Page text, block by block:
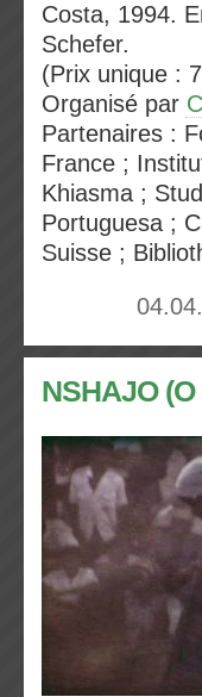
Costa, 1994.
Schefer.
(Prix unique :
Organisé par
Partenaires :
France ;
Khiasma ;
Portuguesa ;
Suisse ;
NSHAJO